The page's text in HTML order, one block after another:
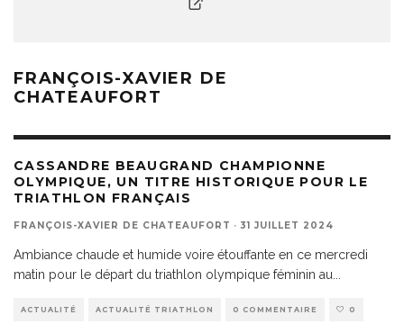
FRANÇOIS-XAVIER DE
CHATEAUFORT
CASSANDRE BEAUGRAND CHAMPIONNE
OLYMPIQUE, UN TITRE HISTORIQUE POUR LE
TRIATHLON FRANÇAIS
FRANÇOIS-XAVIER DE CHATEAUFORT · 31 JUILLET 2024
Ambiance chaude et humide voire étouffante en ce mercredi
matin pour le départ du triathlon olympique féminin au
ACTUALITÉ ACTUALITÉ TRIATHLON 0 COMMENTAIRE 0